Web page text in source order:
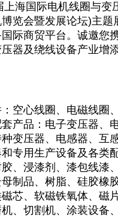
国际电机线圈与变
览会暨发展论坛)主
际商贸平台。诚邀您
器及绕线设备产业增
心线圈、电磁线圈
品：电子变压器、电
变压器、电感器、互
专用生产设备及各类
浸漆剂、漆包线漆、
制品、树脂、硅胶橡
、软磁铁氧体、磁片
、切割机、涂装设备